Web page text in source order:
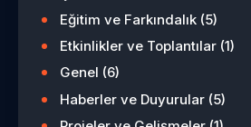
Eğitim ve Farkındalık (5)
Etkinlikler ve Toplantılar (1)
Genel (6)
Haberler ve Duyurular (5)